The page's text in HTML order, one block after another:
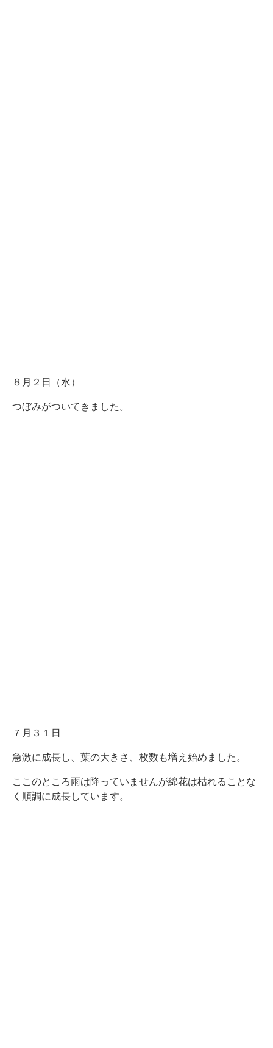
８月２日（水）
つぼみがついてきました。
７月３１日
急激に成長し、葉の大きさ、枚数も増え始めました。
ここのところ雨は降っていませんが綿花は枯れることな
く順調に成長しています。